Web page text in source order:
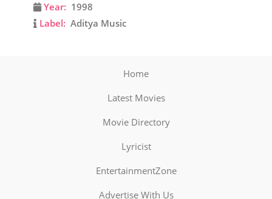
Year: 1998
Label: Aditya Music
Home
Latest Movies
Movie Directory
Lyricist
EntertainmentZone
Advertise With Us